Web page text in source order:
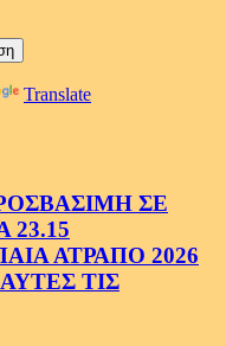
Translate
ΣΕ
ΑΤΡΑΠΟ 2026
ΤΙΣ